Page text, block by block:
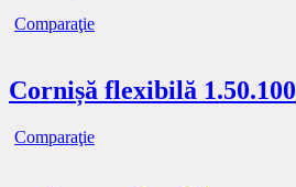
Comparaţie
Cornișă flexibilă 1.50.100
Comparaţie